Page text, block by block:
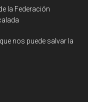
la Federación
nos puede salvar la